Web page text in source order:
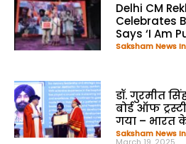
Delhi CM
Celebrates
Says ‘I Am
Saksham News
डॉ. गुरमीत
बोर्ड ऑफ
गया –
Saksham News